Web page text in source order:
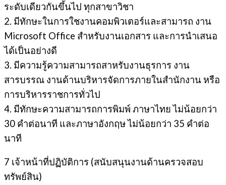
ระดับเดียวกันขึ้นไป ทุกสาขาวิชา
2. มีทักษะในการใชงานคอมพิวเตอร์และสามารถ งาน
Microsoft Office สําหรับงานเอกสาร และการนําเสนอ
ได้เป็นอย่างดี
3. มีความรู้ความสามารถสาหรับงานธุรการ งาน
สารบรรณ งานด้านบริหารจัดการภายในสํานักงาน หรือ
การบริหารราชการทั่วไป
4. มีทักษะความสามารถการพิมพ์ ภาษาไทย ไม่น้อยกว่า
30 คำต่อนาที และภาษาอังกฤษ ไม่น้อยกว่า 35 คำต่อ
นาที
7 เจ้าหน้าที่ปฏิบัติการ (สนับสนุนงานด้านครวจสอบ
ทรัพย์สิน)